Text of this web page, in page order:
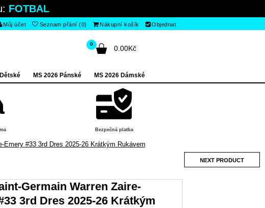
FOTBAL
Můj účet Seznam přání (0) Nákupní košík Objednat
0
0.00Kč
MS 2026 Pánské MS 2026 Dámské
Bezpečná platba
Emery #33 3rd Dres 2025-26 Krátkým Rukávem
NEXT PRODUCT
Germain Warren Zaire-
3rd Dres 2025-26 Krátkým